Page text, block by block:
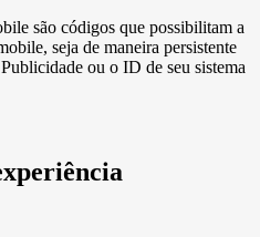
são códigos que possibilitam a
seja de maneira persistente
ou o ID de seu sistema